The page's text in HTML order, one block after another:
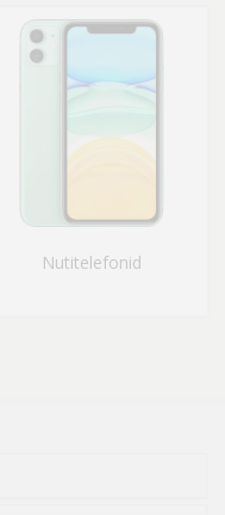
Nutitelefonid